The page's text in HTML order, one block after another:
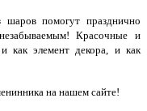
помогут празднично
Красочные и
как элемент декора, и как
на нашем сайте!